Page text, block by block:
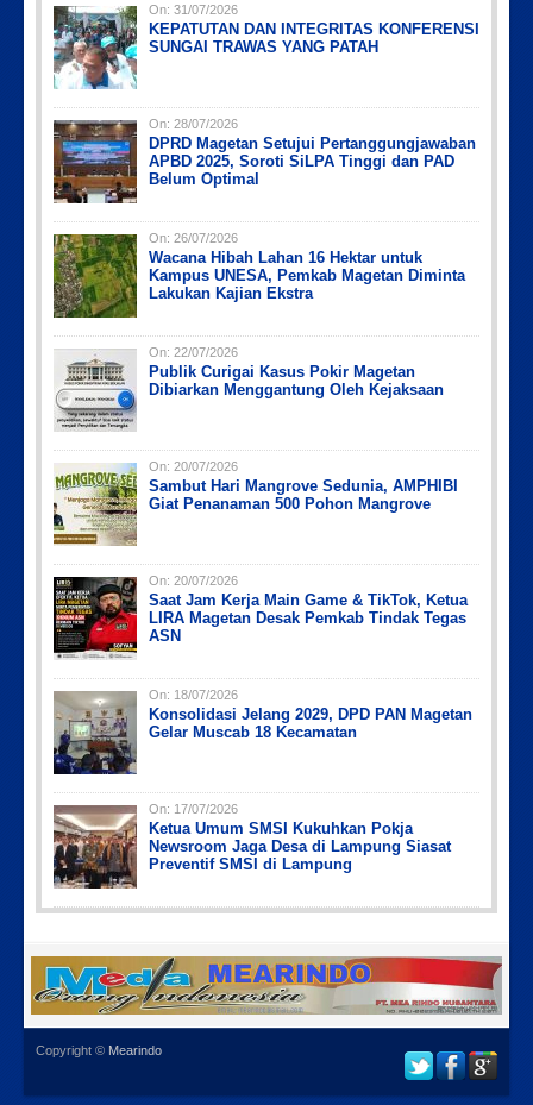
IMG_20230730_152959
Picsart_23-04-10_00-36-15-097
Picsart_23-04-12_12-24-51-034
Picsart_23-04-02_13-27-26-448
PicsArt_03-12-12.53.38
On: 31/07/2026
KEPATUTAN DAN INTEGRITAS KONFERENSI
SUNGAI TRAWAS YANG PATAH
On: 28/07/2026
DPRD Magetan Setujui Pertanggungjawaban
APBD 2025, Soroti SiLPA Tinggi dan PAD
Belum Optimal
On: 26/07/2026
Wacana Hibah Lahan 16 Hektar untuk
Kampus UNESA, Pemkab Magetan Diminta
Lakukan Kajian Ekstra
On: 22/07/2026
Publik Curigai Kasus Pokir Magetan
Dibiarkan Menggantung Oleh Kejaksaan
On: 20/07/2026
Sambut Hari Mangrove Sedunia, AMPHIBI
Giat Penanaman 500 Pohon Mangrove
On: 20/07/2026
Saat Jam Kerja Main Game & TikTok, Ketua
LIRA Magetan Desak Pemkab Tindak Tegas
ASN
On: 18/07/2026
Konsolidasi Jelang 2029, DPD PAN Magetan
Gelar Muscab 18 Kecamatan
On: 17/07/2026
Ketua Umum SMSI Kukuhkan Pokja
Newsroom Jaga Desa di Lampung Siasat
Preventif SMSI di Lampung
Copyright © Mearindo